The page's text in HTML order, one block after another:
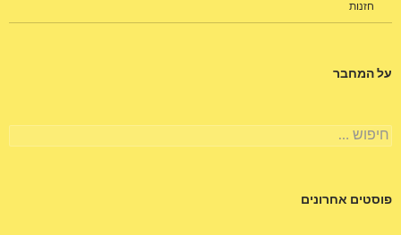
חזנות
על המחבר
חיפוש:
פוסטים אחרונים